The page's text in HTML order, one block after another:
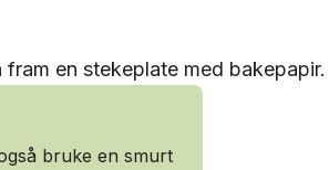
en stekeplate med bakepapir.
bruke en smurt